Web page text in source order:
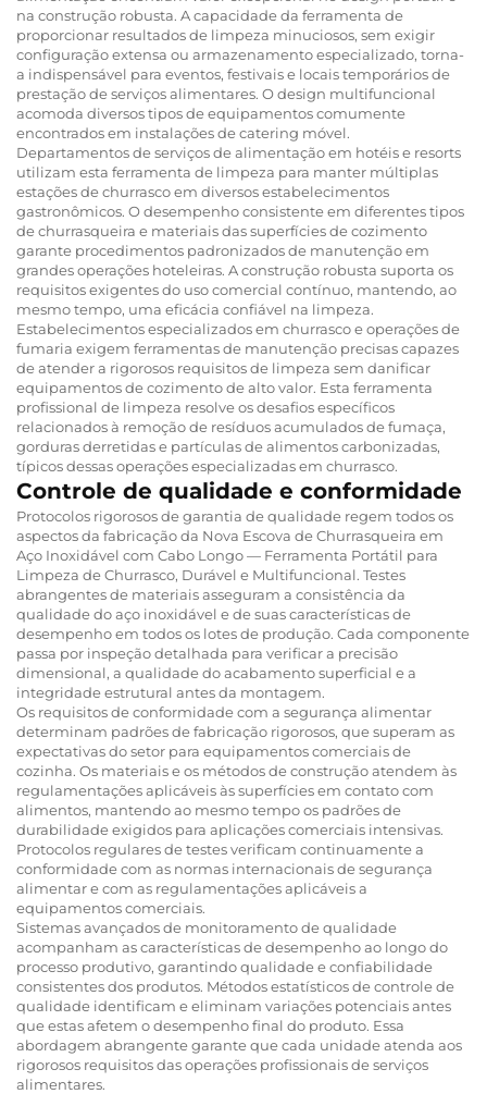
na construção robusta. A capacidade da ferramenta de
proporcionar resultados de limpeza minuciosos, sem exigir
configuração extensa ou armazenamento especializado, torna-
a indispensável para eventos, festivais e locais temporários de
prestação de serviços alimentares. O design multifuncional
acomoda diversos tipos de equipamentos comumente
encontrados em instalações de catering móvel.
Departamentos de serviços de alimentação em hotéis e resorts
utilizam esta ferramenta de limpeza para manter múltiplas
estações de churrasco em diversos estabelecimentos
gastronômicos. O desempenho consistente em diferentes tipos
de churrasqueira e materiais das superfícies de cozimento
garante procedimentos padronizados de manutenção em
grandes operações hoteleiras. A construção robusta suporta os
requisitos exigentes do uso comercial contínuo, mantendo, ao
mesmo tempo, uma eficácia confiável na limpeza.
Estabelecimentos especializados em churrasco e operações de
fumaria exigem ferramentas de manutenção precisas capazes
de atender a rigorosos requisitos de limpeza sem danificar
equipamentos de cozimento de alto valor. Esta ferramenta
profissional de limpeza resolve os desafios específicos
relacionados à remoção de resíduos acumulados de fumaça,
gorduras derretidas e partículas de alimentos carbonizadas,
típicos dessas operações especializadas em churrasco.
Controle de qualidade e conformidade
Protocolos rigorosos de garantia de qualidade regem todos os
aspectos da fabricação da Nova Escova de Churrasqueira em
Aço Inoxidável com Cabo Longo — Ferramenta Portátil para
Limpeza de Churrasco, Durável e Multifuncional. Testes
abrangentes de materiais asseguram a consistência da
qualidade do aço inoxidável e de suas características de
desempenho em todos os lotes de produção. Cada componente
passa por inspeção detalhada para verificar a precisão
dimensional, a qualidade do acabamento superficial e a
integridade estrutural antes da montagem.
Os requisitos de conformidade com a segurança alimentar
determinam padrões de fabricação rigorosos, que superam as
expectativas do setor para equipamentos comerciais de
cozinha. Os materiais e os métodos de construção atendem às
regulamentações aplicáveis às superfícies em contato com
alimentos, mantendo ao mesmo tempo os padrões de
durabilidade exigidos para aplicações comerciais intensivas.
Protocolos regulares de testes verificam continuamente a
conformidade com as normas internacionais de segurança
alimentar e com as regulamentações aplicáveis a
equipamentos comerciais.
Sistemas avançados de monitoramento de qualidade
acompanham as características de desempenho ao longo do
processo produtivo, garantindo qualidade e confiabilidade
consistentes dos produtos. Métodos estatísticos de controle de
qualidade identificam e eliminam variações potenciais antes
que estas afetem o desempenho final do produto. Essa
abordagem abrangente garante que cada unidade atenda aos
rigorosos requisitos das operações profissionais de serviços
alimentares.